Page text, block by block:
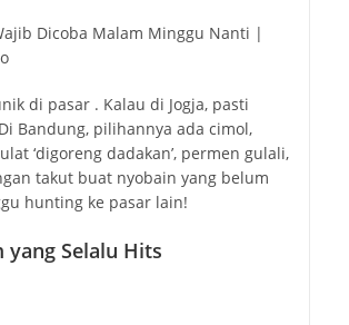
di pasar . Kalau di Jogja, pasti
Bandung, pilihannya ada cimol,
‘digoreng dadakan’, permen gulali,
takut buat nyobain yang belum
hunting ke pasar lain!
yang Selalu Hits